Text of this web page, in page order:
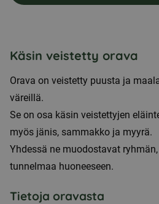
Käsin veistetty orava
Orava on veistetty puusta ja
väreillä.
Se on osa käsin veistettyjen
myös jänis, sammakko ja myyrä.
Yhdessä ne muodostavat
tunnelmaa huoneeseen.
Tietoja oravasta